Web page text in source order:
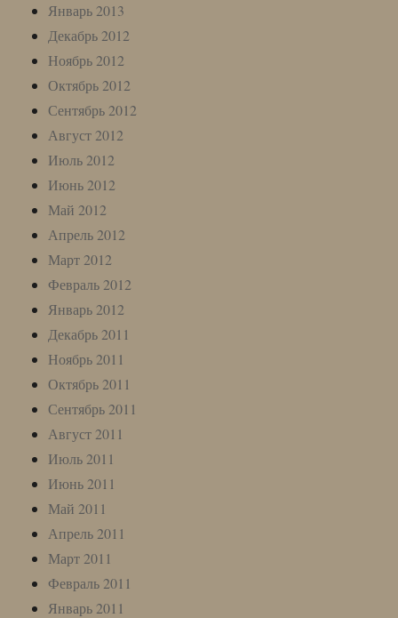
Январь 2013
Декабрь 2012
Ноябрь 2012
Октябрь 2012
Сентябрь 2012
Август 2012
Июль 2012
Июнь 2012
Май 2012
Апрель 2012
Март 2012
Февраль 2012
Январь 2012
Декабрь 2011
Ноябрь 2011
Октябрь 2011
Сентябрь 2011
Август 2011
Июль 2011
Июнь 2011
Май 2011
Апрель 2011
Март 2011
Февраль 2011
Январь 2011